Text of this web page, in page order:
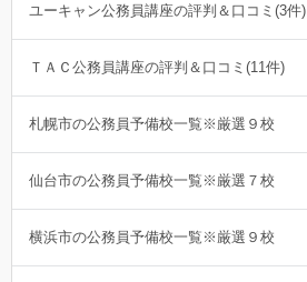
ユーキャン公務員講座の評判＆口コミ(3件)
ＴＡＣ公務員講座の評判＆口コミ(11件)
札幌市の公務員予備校一覧※厳選９校
仙台市の公務員予備校一覧※厳選７校
横浜市の公務員予備校一覧※厳選９校